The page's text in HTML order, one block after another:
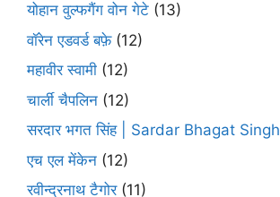
योहान वुल्फगैंग वोन गेटे (13)
वॉरेन एडवर्ड बफ़े(12)
महावीर स्वामी (12)
चार्ली चैपलिन (12)
सरदार भगत सिंह | Sardar Bhagat Singh
एच एल मेंकेन (12)
रवीन्द्रनाथ टैगोर(11)